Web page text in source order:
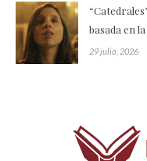
basada en
29 julio, 2026